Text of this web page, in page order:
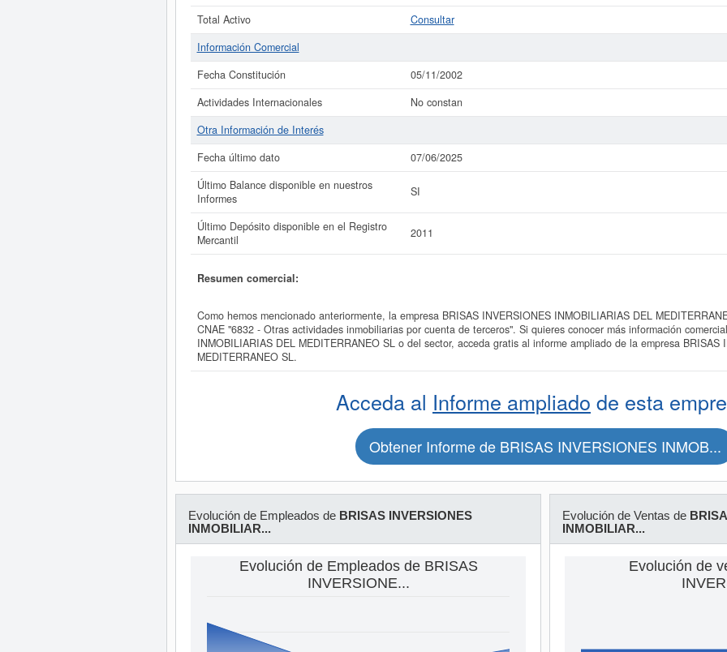
Total Activo
Consultar
Información Comercial
Fecha Constitución
05/11/2002
Actividades Internacionales
No constan
Otra Información de Interés
Fecha último dato
07/06/2025
Último Balance disponible en nuestros
Informes
SI
Último Depósito disponible en el Registro
Mercantil
2011
Resumen comercial:
Como hemos mencionado anteriormente, la empresa BRISAS INVERSIONES INMOBILIARIAS DEL
CNAE "6832 - Otras actividades inmobiliarias por cuenta de terceros". Si quieres conocer más información
INMOBILIARIAS DEL MEDITERRANEO SL o del sector, acceda gratis al informe ampliado de la empresa BRISAS
MEDITERRANEO SL.
Acceda al Informe ampliado de esta
Obtener Informe de BRISAS INVERSIONES INMOB...
Evolución de Empleados de BRISAS INVERSIONES
INMOBILIAR...
Evolución de Empleados de BRISAS
INVERSIONE...
Evolución de Ventas de
INMOBILIAR...
Evolución de